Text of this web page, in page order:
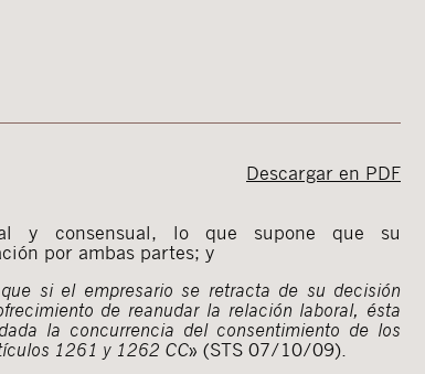
Descargar en PDF
y consensual, lo que supone que su
por ambas partes; y
si el empresario se retracta de su decisión
de reanudar la relación laboral, ésta
la concurrencia del consentimiento de los
1261 y 1262 CC» (STS 07/10/09).